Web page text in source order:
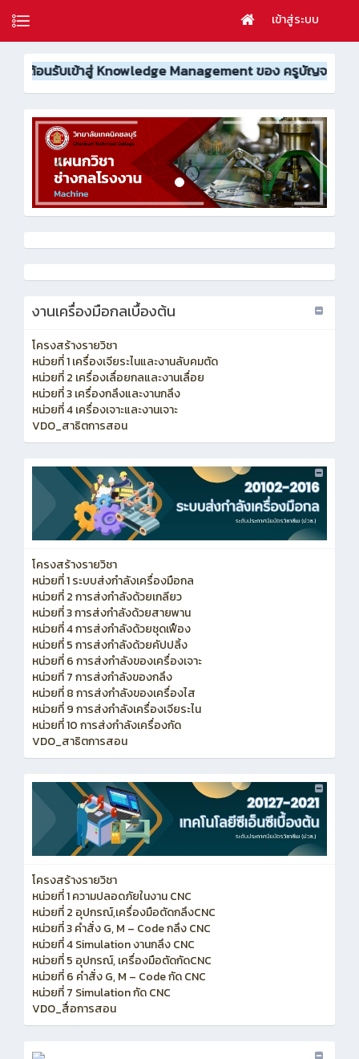
เข้าสู่ระบบ
Knowledge Management ของ ครูบัญจรัตน์ ยิ้มศรี
งานเครื่องมือกลเบื้องต้น
โครงสร้างรายวิชา
หน่วยที่ 1 เครื่องเจียระไนและงานลับคมตัด
หน่วยที่ 2 เครื่องเลื่อยกลและงานเลื่อย
หน่วยที่ 3 เครื่องกลึงและงานกลึง
หน่วยที่ 4 เครื่องเจาะและงานเจาะ
VDO_สาธิตการสอน
โครงสร้างรายวิชา
หน่วยที่ 1 ระบบส่งกำลังเครื่องมือกล
หน่วยที่ 2 การส่งกำลังด้วยเกลียว
หน่วยที่ 3 การส่งกำลังด้วยสายพาน
หน่วยที่ 4 การส่งกำลังด้วยชุดเฟือง
หน่วยที่ 5 การส่งกำลังด้วยคัปปลิ้ง
หน่วยที่ 6 การส่งกำลังของเครื่องเจาะ
หน่วยที่ 7 การส่งกำลังของกลึง
หน่วยที่ 8 การส่งกำลังของเครื่องไส
หน่วยที่ 9 การส่งกำลังเครื่องเจียระไน
หน่วยที่ 10 การส่งกำลังเครื่องกัด
VDO_สาธิตการสอน
โครงสร้างรายวิชา
หน่วยที่ 1 ความปลอดภัยในงาน CNC
หน่วยที่ 2 อุปกรณ์,เครื่องมือตัดกลึงCNC
หน่วยที่ 3 คำสั่ง G, M – Code กลึง CNC
หน่วยที่ 4 Simulation งานกลึง CNC
หน่วยที่ 5 อุปกรณ์, เครื่องมือตัดกัดCNC
หน่วยที่ 6 คำสั่ง G, M – Code กัด CNC
หน่วยที่ 7 Simulation กัด CNC
VDO_สื่อการสอน